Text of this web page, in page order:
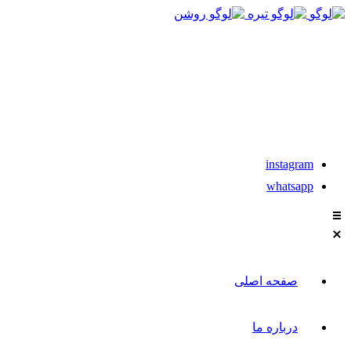
instagram
whatsapp
صفحه اصلی
درباره ما